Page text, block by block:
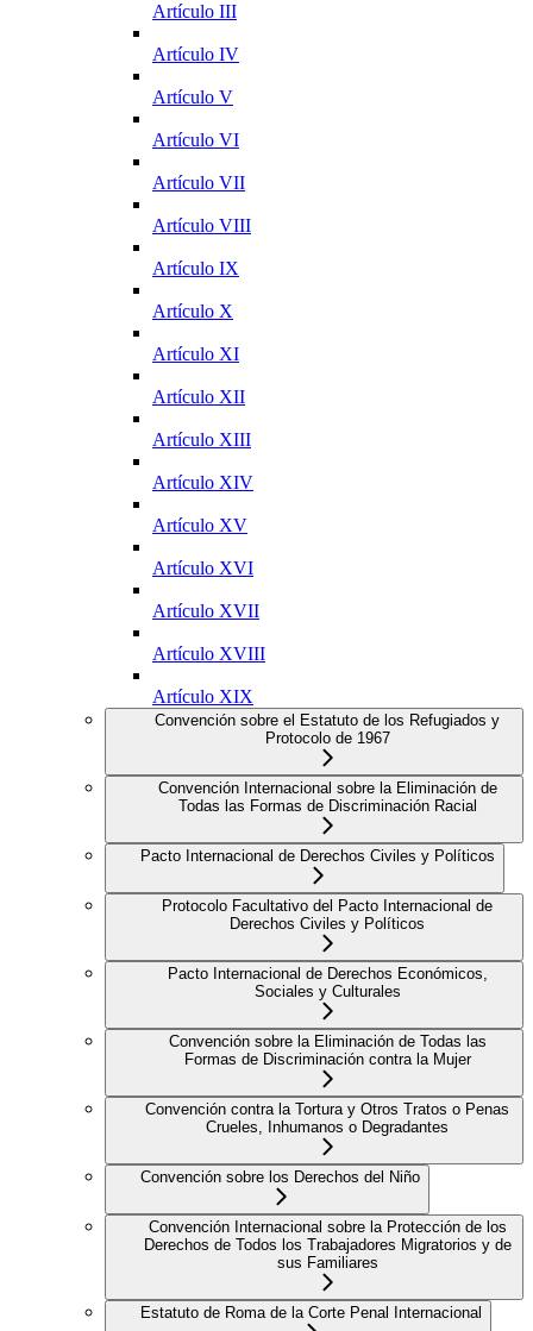
Artículo III
Artículo IV
Artículo V
Artículo VI
Artículo VII
Artículo VIII
Artículo IX
Artículo X
Artículo XI
Artículo XII
Artículo XIII
Artículo XIV
Artículo XV
Artículo XVI
Artículo XVII
Artículo XVIII
Artículo XIX
Convención sobre el Estatuto de los Refugiados y
Protocolo de 1967
Convención Internacional sobre la Eliminación de
Todas las Formas de Discriminación Racial
Pacto Internacional de Derechos Civiles y Políticos
Protocolo Facultativo del Pacto Internacional de
Derechos Civiles y Políticos
Pacto Internacional de Derechos Económicos,
Sociales y Culturales
Convención sobre la Eliminación de Todas las
Formas de Discriminación contra la Mujer
Convención contra la Tortura y Otros Tratos o Penas
Crueles, Inhumanos o Degradantes
Convención sobre los Derechos del Niño
Convención Internacional sobre la Protección de los
Derechos de Todos los Trabajadores Migratorios y de
sus Familiares
Estatuto de Roma de la Corte Penal Internacional